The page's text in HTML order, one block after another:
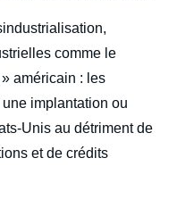
comme le
américain : les
implantation ou
Unis au détriment de
et de crédits